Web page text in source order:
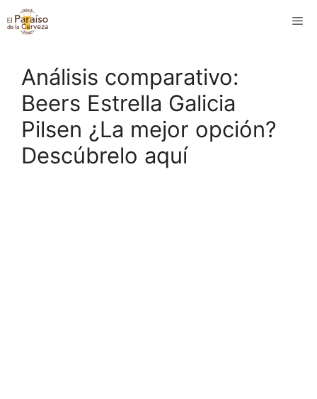
Saltar
al
Análisis comparativo:
Beers Estrella Galicia
Pilsen ¿La mejor opción?
Descúbrelo aquí